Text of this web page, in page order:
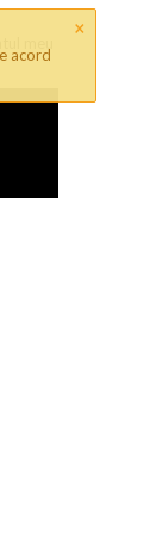
×
acord
meu